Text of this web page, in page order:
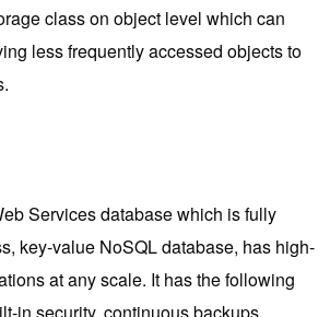
class on object level which can
less frequently accessed objects to
Services database which is fully
key-value NoSQL database, has high-
at any scale. It has the following
in security, continuous backups,